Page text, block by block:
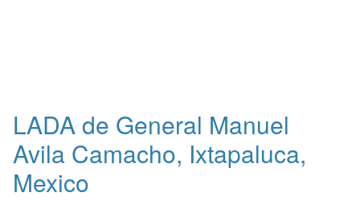
LADA de General Manuel
Avila Camacho, Ixtapaluca,
Mexico